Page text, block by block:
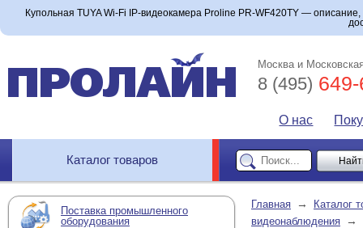
Купольная TUYA Wi-Fi IP-видеокамера Proline PR-WF420TY —
Москва и
8 (495)
О нас
Каталог товаров
Поставка промышленного
оборудования
Главная →
Каталог
видеонаблюдения →